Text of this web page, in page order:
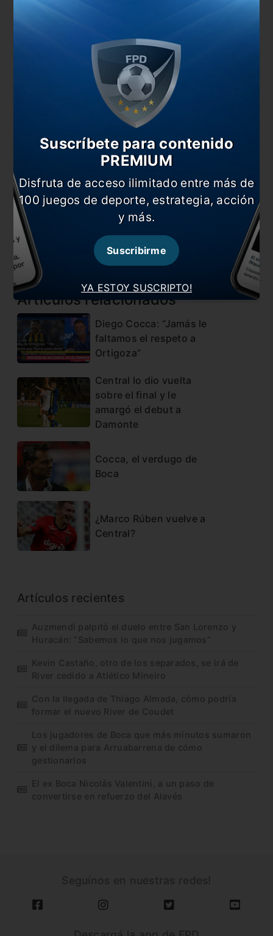
Nombre
Correo electrónico
Artículos relacionados
Diego Cocca: “Jamás le
faltamos el respeto a
Ortigoza”
Central lo dio vuelta
sobre el final y le
amargó el debut a
Damonte
Cocca, el verdugo de
Boca
¿Marco Rúben vuelve a
Central?
Artículos recientes
Auzmendi palpitó el duelo entre San Lorenzo y
Huracán: “Sabemos lo que nos jugamos”
Kevin Castaño, otro de los separados, se irá de
River cedido a Atlético Mineiro
Con la llegada de Thiago Almada, cómo podría
formar el nuevo River de Coudet
Los jugadores de Boca que más minutos sumaron
y el dilema para Arruabarrena de cómo
gestionarlos
El ex Boca Nicolás Valentini, a un paso de
convertirse en refuerzo del Alavés
YA ESTOY SUSCRIPTO!
Suscríbete para contenido
PREMIUM
Disfruta de acceso ilimitado entre más de
100 juegos de deporte, estrategia, acción
y más.
Suscribirme